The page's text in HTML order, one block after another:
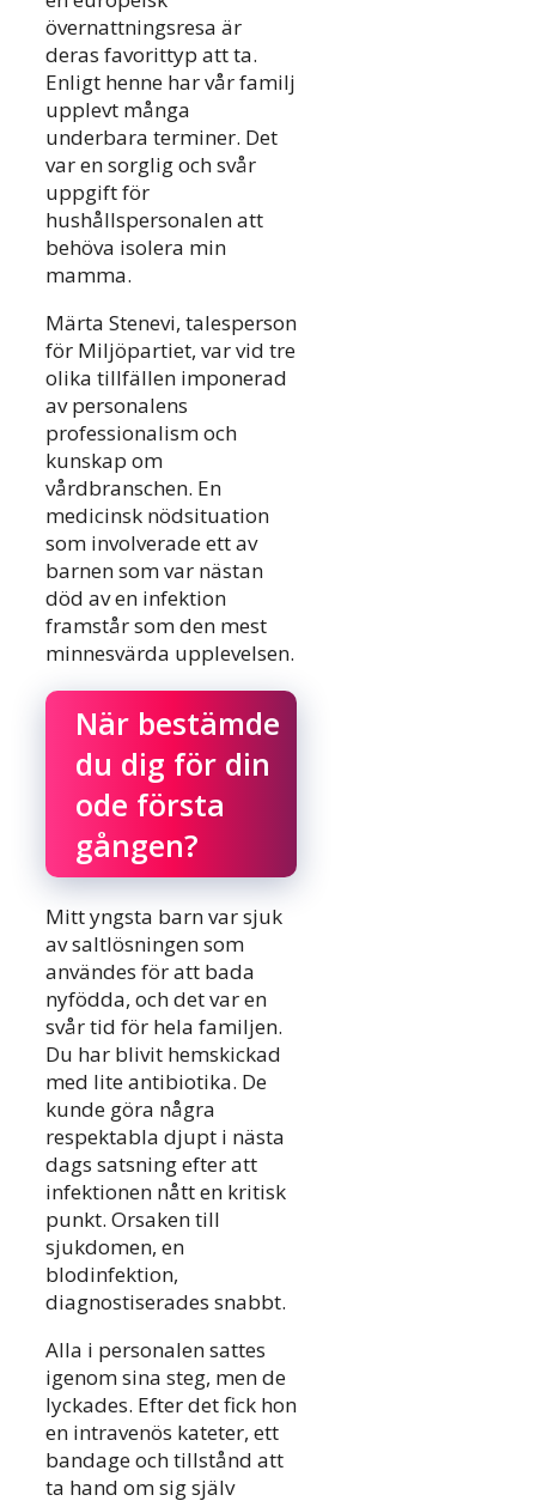
övernattningsresa är
deras favorittyp att ta.
Enligt henne har vår familj
upplevt många
underbara terminer. Det
var en sorglig och svår
uppgift för
hushållspersonalen att
behöva isolera min
mamma.
Märta Stenevi, talesperson
för Miljöpartiet, var vid tre
olika tillfällen imponerad
av personalens
professionalism och
kunskap om
vårdbranschen. En
medicinsk nödsituation
som involverade ett av
barnen som var nästan
död av en infektion
framstår som den mest
minnesvärda upplevelsen.
När bestämde
du dig för din
ode första
gången?
Mitt yngsta barn var sjuk
av saltlösningen som
användes för att bada
nyfödda, och det var en
svår tid för hela familjen.
Du har blivit hemskickad
med lite antibiotika. De
kunde göra några
respektabla djupt i nästa
dags satsning efter att
infektionen nått en kritisk
punkt. Orsaken till
sjukdomen, en
blodinfektion,
diagnostiserades snabbt.
Alla i personalen sattes
igenom sina steg, men de
lyckades. Efter det fick hon
en intravenös kateter, ett
bandage och tillstånd att
ta hand om sig själv